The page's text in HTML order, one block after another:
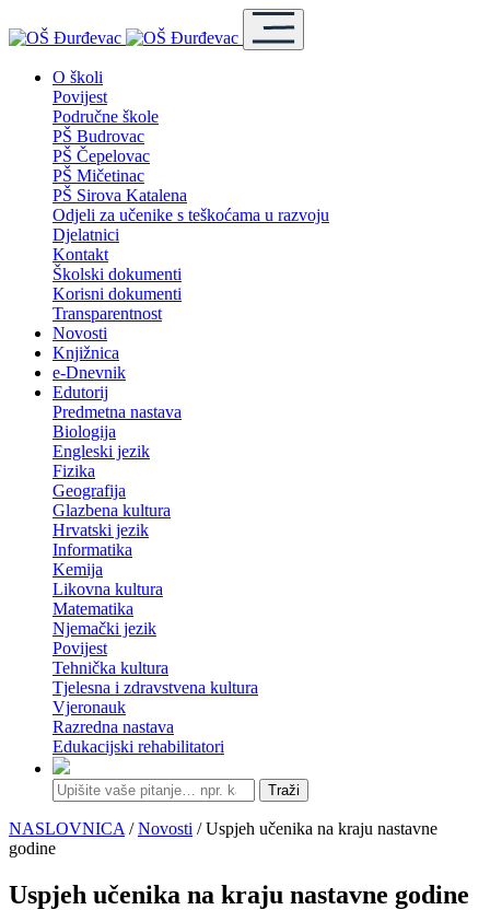
O školi
Povijest
Područne škole
PŠ Budrovac
PŠ Čepelovac
PŠ Mičetinac
PŠ Sirova Katalena
Odjeli za učenike s teškoćama u razvoju
Djelatnici
Kontakt
Školski dokumenti
Korisni dokumenti
Transparentnost
Novosti
Knjižnica
e-Dnevnik
Edutorij
Predmetna nastava
Biologija
Engleski jezik
Fizika
Geografija
Glazbena kultura
Hrvatski jezik
Informatika
Kemija
Likovna kultura
Matematika
Njemački jezik
Povijest
Tehnička kultura
Tjelesna i zdravstvena kultura
Vjeronauk
Razredna nastava
Edukacijski rehabilitatori
Traži
NASLOVNICA /Novosti / Uspjeh učenika na kraju nastavne
godine
Uspjeh učenika na kraju nastavne godine